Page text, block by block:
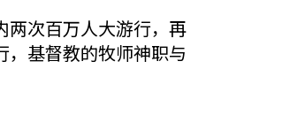
两次百万人大游行，再
基督教的牧师神职与